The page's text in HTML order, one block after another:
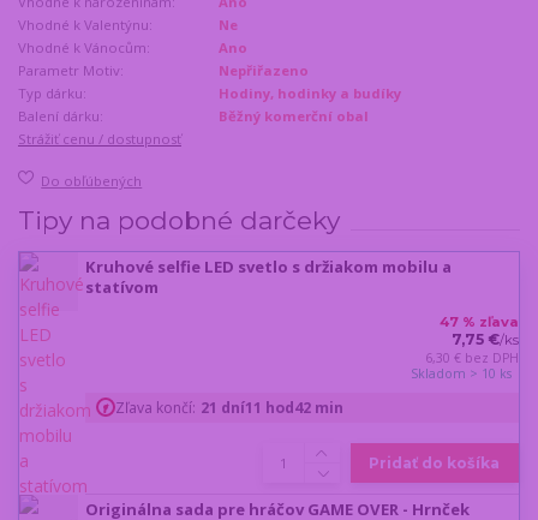
Vhodné k Valentýnu:
Ne
Vhodné k Vánocům:
Ano
Parametr Motiv:
Nepřiřazeno
Typ dárku:
Hodiny, hodinky a budíky
Balení dárku:
Běžný komerční obal
Strážiť cenu / dostupnosť
Do obľúbených
Tipy na podobné darčeky
Kruhové selfie LED svetlo s držiakom mobilu a
statívom
47 % zľava
7,75 €/ks
6,30 € bez DPH
Skladom > 10 ks
Zľava končí: 21 dní11 hod42 min
Pridať do košíka
Originálna sada pre hráčov GAME OVER - Hrnček